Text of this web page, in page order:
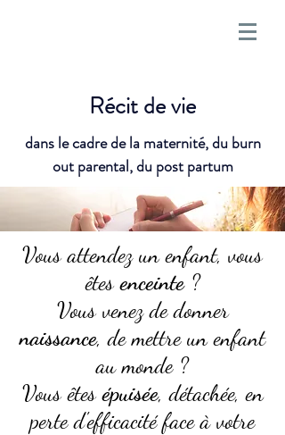
Récit de vie
dans le cadre de la maternité, du burn
out parental, du post partum
Vous attendez un enfant, vous
êtesenceinte ?
Vous venez de donner
naissance, de mettre un enfant
au monde ?
Vous êtesépuisée, détachée, en
perte d'efficacité face à votre